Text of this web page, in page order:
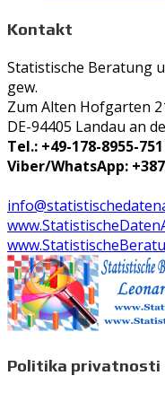
Kontakt
Statistische Beratung
gew.
Zum Alten Hofgarten
DE-94405 Landau an
Tel.: +49-178-8955-751
Viber/WhatsApp:
Politika privatnosti